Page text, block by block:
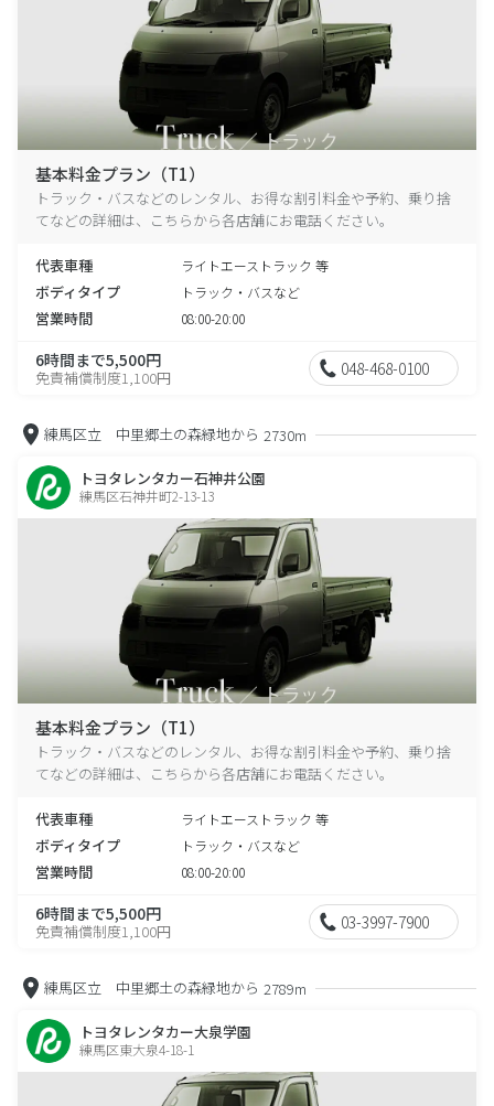
基本料金プラン（T1）
トラック・バスなどのレンタル、お得な割引料金や予約、乗り捨
てなどの詳細は、こちらから各店舗にお電話ください。
代表車種 ライトエーストラック 等
ボディタイプ トラック・バスなど
営業時間 08:00-20:00
6時間まで5,500円
免責補償制度1,100円 048-468-0100
練馬区立 中里郷土の森緑地から 2730m
トヨタレンタカー石神井公園
練馬区石神井町2-13-13
基本料金プラン（T1）
トラック・バスなどのレンタル、お得な割引料金や予約、乗り捨
てなどの詳細は、こちらから各店舗にお電話ください。
代表車種 ライトエーストラック 等
ボディタイプ トラック・バスなど
営業時間 08:00-20:00
6時間まで5,500円
免責補償制度1,100円 03-3997-7900
練馬区立 中里郷土の森緑地から 2789m
トヨタレンタカー大泉学園
練馬区東大泉4-18-1